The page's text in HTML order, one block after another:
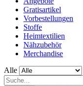
Gratisartikel
Vorbestellungen
Stoffe
Heimtextilien
Nähzubehör
Merchandise
Alle